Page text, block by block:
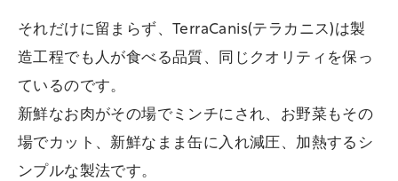
それだけに留まらず、TerraCanis(テラカニス)は製
造工程でも人が食べる品質、同じクオリティを保っ
ているのです。
新鮮なお肉がその場でミンチにされ、お野菜もその
場でカット、新鮮なまま缶に入れ減圧、加熱するシ
ンプルな製法です。